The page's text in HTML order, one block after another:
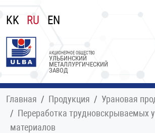
KK RU EN
УЛЬБИНСКИЙ
МЕТАЛЛУРГИЧЕСКИЙ
ЗАВОД
АКЦИОНЕРНОЕ ОБЩЕСТВО
Главная Продукция
Урановая
Переработка трудновскрываемых
материалов